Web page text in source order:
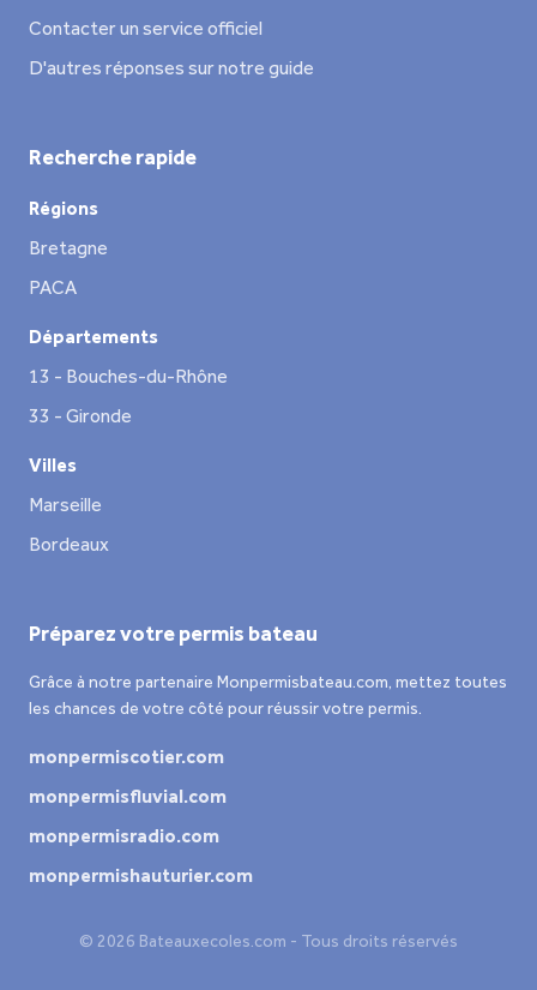
Contacter un service officiel
D'autres réponses sur notre guide
Recherche rapide
Régions
Bretagne
PACA
Départements
13 - Bouches-du-Rhône
33 - Gironde
Villes
Marseille
Bordeaux
Préparez votre permis bateau
Grâce à notre partenaire Monpermisbateau.com, mettez toutes
les chances de votre côté pour réussir votre permis.
monpermiscotier.com
monpermisfluvial.com
monpermisradio.com
monpermishauturier.com
© 2026 Bateauxecoles.com - Tous droits réservés